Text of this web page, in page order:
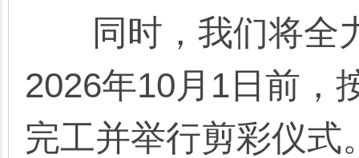
同时，我们将全
2026年10月1日前，
完工并举行剪彩仪式